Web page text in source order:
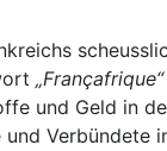
„Françafrique“
und Geld in
und